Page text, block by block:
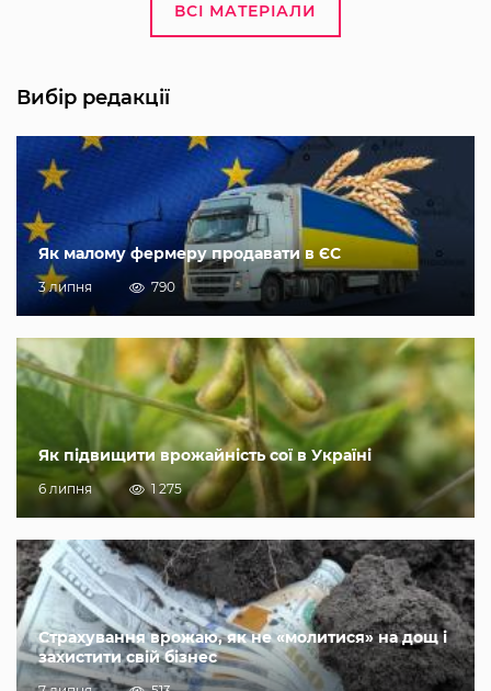
ВСІ МАТЕРІАЛИ
Вибір редакції
Як малому фермеру продавати в ЄС
3 липня 790
Як підвищити врожайність сої в Україні
6 липня 1 275
Страхування врожаю, як не «молитися» на дощ і
захистити свій бізнес